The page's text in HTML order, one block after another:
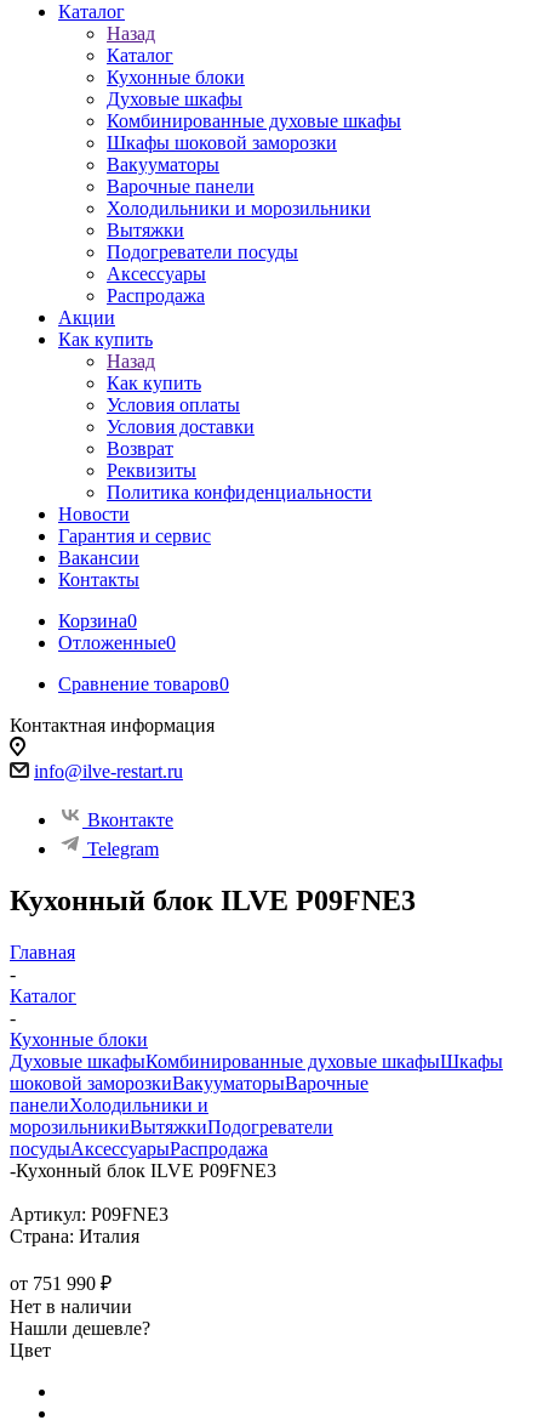
Каталог
Назад
Каталог
Кухонные блоки
Духовые шкафы
Комбинированные духовые шкафы
Шкафы шоковой заморозки
Вакууматоры
Варочные панели
Холодильники и морозильники
Вытяжки
Подогреватели посуды
Аксессуары
Распродажа
Акции
Как купить
Назад
Как купить
Условия оплаты
Условия доставки
Возврат
Реквизиты
Политика конфиденциальности
Новости
Гарантия и сервис
Вакансии
Контакты
Корзина0
Отложенные0
Сравнение товаров0
Контактная информация
info@ilve-restart.ru
Вконтакте
Telegram
Кухонный блок ILVE P09FNE3
Главная
-
Каталог
-
Кухонные блоки
Духовые шкафыКомбинированные духовые шкафыШкафы
шоковой заморозкиВакууматорыВарочные
панелиХолодильники и
морозильникиВытяжкиПодогреватели
посудыАксессуарыРаспродажа
-Кухонный блок ILVE P09FNE3
Артикул: P09FNE3
Страна: Италия
от 751 990 ₽
Нет в наличии
Нашли дешевле?
Цвет